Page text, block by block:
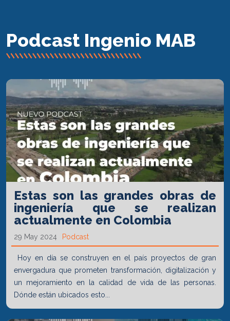
Podcast Ingenio MAB
Estas son las grandes obras de
ingeniería que se realizan
actualmente en Colombia
29 May 2024 Podcast
Hoy en día se construyen en el país proyectos de gran
envergadura que prometen transformación, digitalización y
un mejoramiento en la calidad de vida de las personas.
Dónde están ubicados esto...